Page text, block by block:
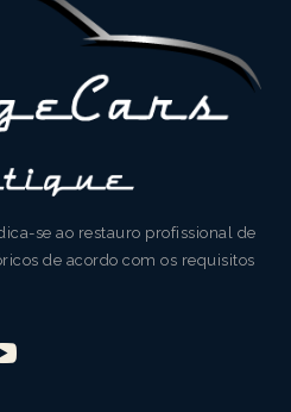
se ao restauro profissional de
de acordo com os requisitos